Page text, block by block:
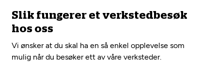
Les mer
Slik fungerer et verkstedbesøk
hos oss
Vi ønsker at du skal ha en så enkel opplevelse som
mulig når du besøker ett av våre verksteder.